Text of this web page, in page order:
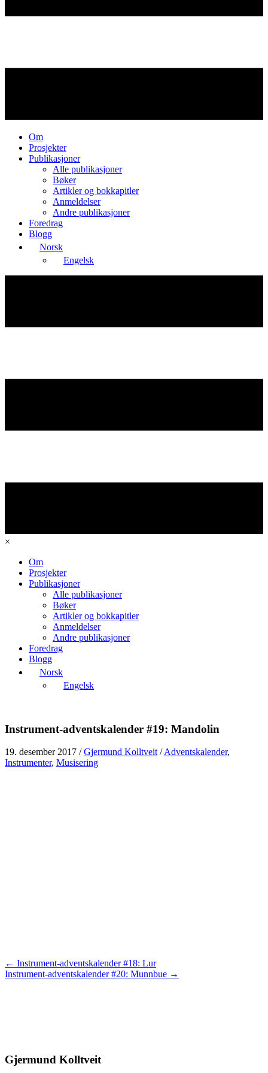
Om
Prosjekter
Publikasjoner
Alle publikasjoner
Bøker
Artikler og bokkapitler
Anmeldelser
Andre publikasjoner
Foredrag
Blogg
Norsk
Engelsk
×
Om
Prosjekter
Publikasjoner
Alle publikasjoner
Bøker
Artikler og bokkapitler
Anmeldelser
Andre publikasjoner
Foredrag
Blogg
Norsk
Engelsk
Instrument-adventskalender #19: Mandolin
19. desember 2017 /Gjermund Kolltveit/Adventskalender,
Instrumenter, Musisering
Posts
navigation
← Instrument-adventskalender #18: Lur
Instrument-adventskalender #20: Munnbue →
Gjermund Kolltveit